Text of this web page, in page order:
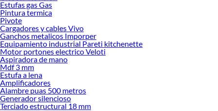
en Sodimac. Encuentra todo lo necesario para tus proyectos de renovación y
decoración. ¡Visítanos y haz tus ideas realidad!
Estufas gas Gas
Pintura termica
Pivote
Cargadores y cables Vivo
Ganchos metalicos Imporper
Equipamiento industrial Pareti kitchenette
Motor portones electrico Veloti
Aspiradora de mano
Mdf 3 mm
Estufa a lena
Amplificadores
Alambre puas 500 metros
Generador silencioso
Terciado estructural 18 mm